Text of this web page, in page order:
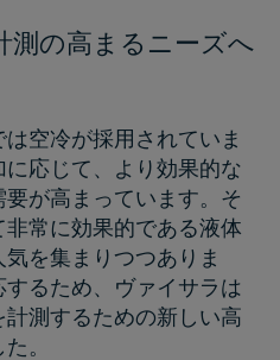
測の高まるニーズへ
空冷が採用されていま
応じて、より効果的な
が高まっています。そ
常に効果的である液体
を集まりつつありま
るため、ヴァイサラは
測するための新しい高
。